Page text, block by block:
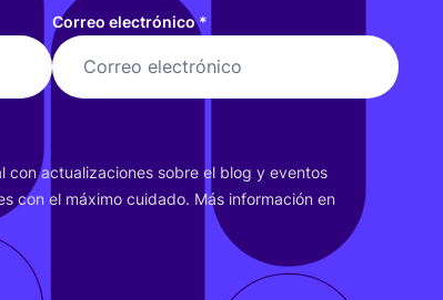
Correo electrónico*
con actua­li­za­cio­nes sobre el blog y even­tos
con el máxi­mo cui­da­do. Más infor­ma­ción en